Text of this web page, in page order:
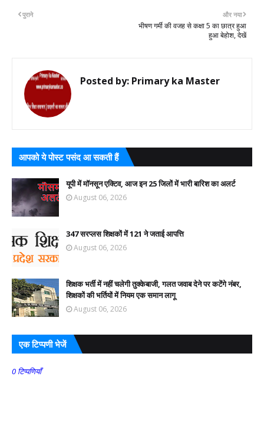
और नया
भीषण गर्मी की वजह से कक्षा 5 का छात्र हुआ
हुआ बेहोश, देखें
पुराने
Posted by: Primary ka Master
आपको ये पोस्ट पसंद आ सकती हैं
यूपी में मॉनसून एक्टिव, आज इन 25 जिलों में भारी बारिश का अलर्ट
August 06, 2026
347 सरप्लस शिक्षकों में 121 ने जताई आपत्ति
August 06, 2026
शिक्षक भर्ती में नहीं चलेगी तुक्केबाजी, गलत जवाब देने पर कटेंगे नंबर,
शिक्षकों की भर्तियों में नियम एक समान लागू
August 06, 2026
एक टिप्पणी भेजें
0 टिप्पणियाँ